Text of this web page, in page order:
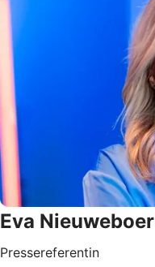
Eva Nieuweboer
Pressereferentin